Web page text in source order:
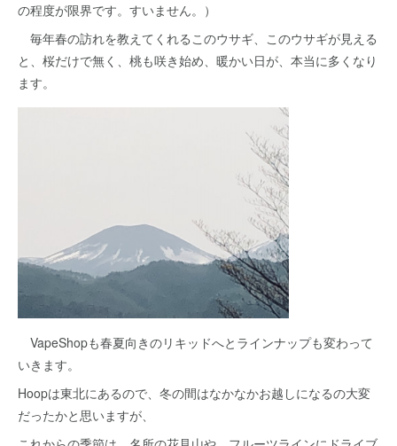
の程度が限界です。すいません。）
毎年春の訪れを教えてくれるこのウサギ、このウサギが見える
と、桜だけで無く、桃も咲き始め、暖かい日が、本当に多くなり
ます。
VapeShopも春夏向きのリキッドへとラインナップも変わって
いきます。
Hoopは東北にあるので、冬の間はなかなかお越しになるの大変
だったかと思いますが、